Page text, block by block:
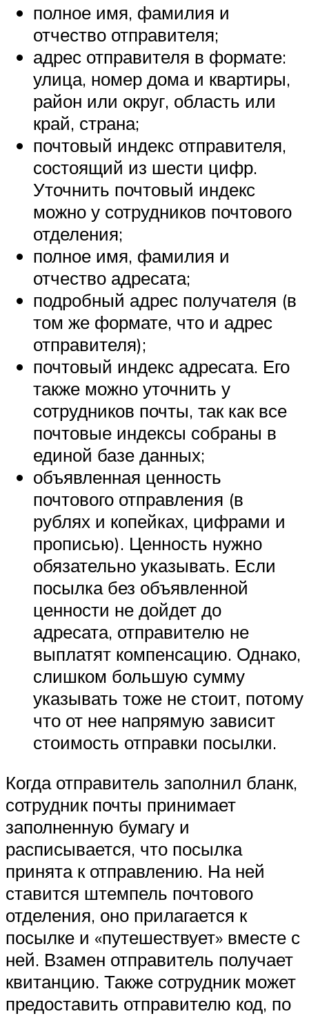
полное имя, фамилия и
отчество отправителя;
адрес отправителя в формате:
улица, номер дома и квартиры,
район или округ, область или
край, страна;
почтовый индекс отправителя,
состоящий из шести цифр.
Уточнить почтовый индекс
можно у сотрудников почтового
отделения;
полное имя, фамилия и
отчество адресата;
подробный адрес получателя (в
том же формате, что и адрес
отправителя);
почтовый индекс адресата. Его
также можно уточнить у
сотрудников почты, так как все
почтовые индексы собраны в
единой базе данных;
объявленная ценность
почтового отправления (в
рублях и копейках, цифрами и
прописью). Ценность нужно
обязательно указывать. Если
посылка без объявленной
ценности не дойдет до
адресата, отправителю не
выплатят компенсацию. Однако,
слишком большую сумму
указывать тоже не стоит, потому
что от нее напрямую зависит
стоимость отправки посылки.
Когда отправитель заполнил бланк,
сотрудник почты принимает
заполненную бумагу и
расписывается, что посылка
принята к отправлению. На ней
ставится штемпель почтового
отделения, оно прилагается к
посылке и «путешествует» вместе с
ней. Взамен отправитель получает
квитанцию. Также сотрудник может
предоставить отправителю код, по